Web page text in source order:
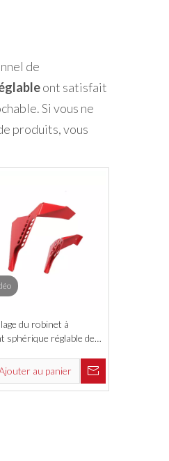
de
ont satisfait
Si vous ne
produits, vous
du robinet à
sphérique réglable de
au panier